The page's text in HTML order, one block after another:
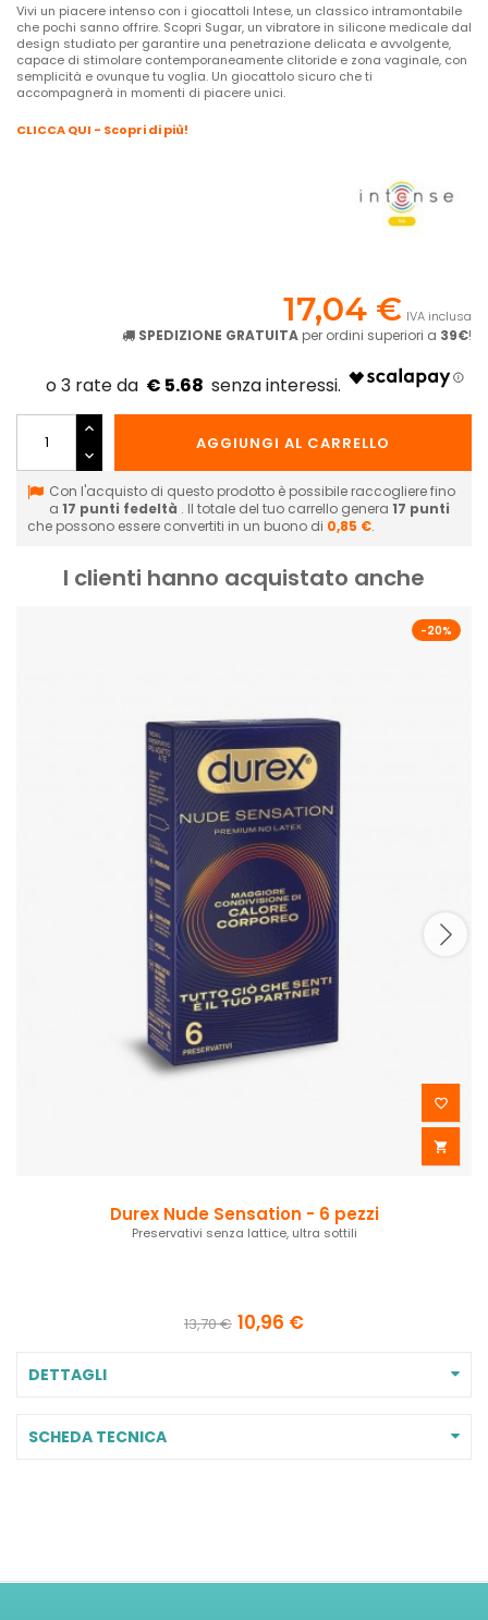
Vivi un piacere intenso con i giocattoli Intese, un classico intramontabile
che pochi sanno offrire. Scopri Sugar, un vibratore in silicone medicale dal
design studiato per garantire una penetrazione delicata e avvolgente,
capace di stimolare contemporaneamente clitoride e zona vaginale, con
semplicità e ovunque tu voglia. Un giocattolo sicuro che ti
accompagnerà in momenti di piacere unici.
CLICCA QUI - Scopri di più!
17,04 € IVA inclusa
SPEDIZIONE GRATUITA per ordini superiori a 39€!
€ 5.68
AGGIUNGI AL CARRELLO
Con l'acquisto di questo prodotto è possibile raccogliere fino
a 17 punti fedeltà . Il totale del tuo carrello genera 17 punti
che possono essere convertiti in un buono di 0,85 €.
I clienti hanno acquistato anche
-20%


Durex Nude Sensation - 6 pezzi
Preservativi senza lattice, ultra sottili
13,70 € 10,96 €
DETTAGLI
SCHEDA TECNICA